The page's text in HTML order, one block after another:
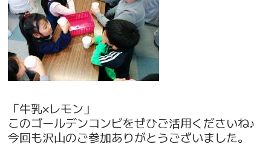
「牛乳×レモン」
このゴールデンコンビをぜひご活用くださいね♪
今回も沢山のご参加ありがとうございました。